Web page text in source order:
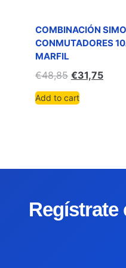
COMBINACIÓN
CONMUTADORES
MARFIL
€48,85 €31,75
Add to cart
Regístrate